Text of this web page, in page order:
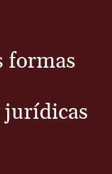
formas
jurídicas